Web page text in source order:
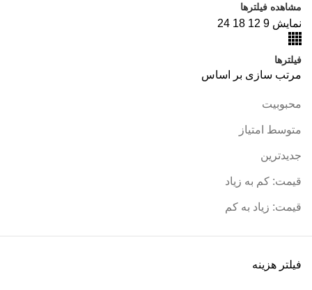
مشاهده فیلترها
نمایش 9
12
18
24
فیلترها
مرتب سازی بر اساس
محبوبیت
متوسط امتیاز
جدیدترین
قیمت: کم به زیاد
قیمت: زیاد به کم
فیلتر هزینه